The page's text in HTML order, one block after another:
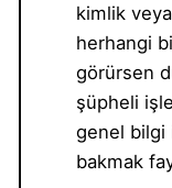
kimlik
herhangi
görürsen
şüpheli
genel bilgi
bakmak